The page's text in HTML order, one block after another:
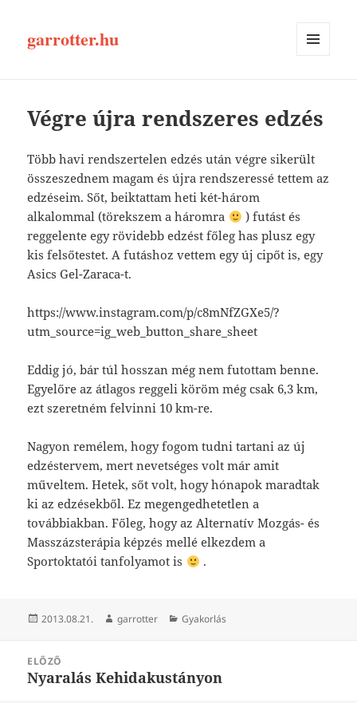
garrotter.hu
Végre újra rendszeres edzés
Több havi rendszertelen edzés után végre sikerült
összeszednem magam és újra rendszeressé tettem az
edzéseim. Sőt, beiktattam heti két-három
alkalommal (törekszem a háromra
) futást és
reggelente egy rövidebb edzést főleg has plusz egy
kis felsőtestet. A futáshoz vettem egy új cipőt is, egy
Asics Gel-Zaraca-t.
https://www.instagram.com/p/c8mNfZGXe5/?
utm_source=ig_web_button_share_sheet
Eddig jó, bár túl hosszan még nem futottam benne.
Egyelőre az átlagos reggeli köröm még csak 6,3 km,
ezt szeretném felvinni 10 km-re.
Nagyon remélem, hogy fogom tudni tartani az új
edzéstervem, mert nevetséges volt már amit
műveltem. Hetek, sőt volt, hogy hónapok maradtak
ki az edzésekből. Ez megengedhetetlen a
továbbiakban. Főleg, hogy az Alternatív Mozgás- és
Masszázsterápia képzés mellé elkezdem a
Sportoktatói tanfolyamot is
.
Közzétéve
2013.08.21. Szerző
garrotter Kategória
Gyakorlás
navigáció
ELŐZŐ
Korábbi
Nyaralás Kehidakustányon